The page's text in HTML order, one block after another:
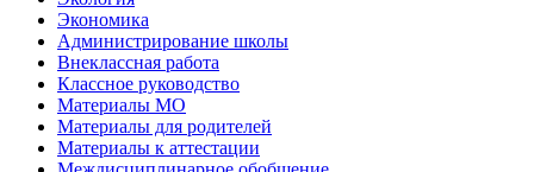
Экономика
Администрирование школы
Внеклассная работа
Классное руководство
Материалы МО
Материалы для родителей
Материалы к аттестации